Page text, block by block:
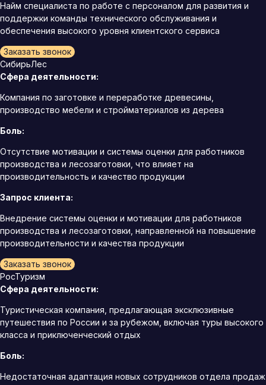
Найм специалиста по работе с персоналом для развития и
поддержки команды технического обслуживания и
обеспечения высокого уровня клиентского сервиса
Заказать звонок
СибирьЛес
Сфера деятельности:
Компания по заготовке и переработке древесины,
производство мебели и стройматериалов из дерева
Боль:
Отсутствие мотивации и системы оценки для работников
производства и лесозаготовки, что влияет на
производительность и качество продукции
Запрос клиента:
Внедрение системы оценки и мотивации для работников
производства и лесозаготовки, направленной на повышение
производительности и качества продукции
Заказать звонок
РосТуризм
Сфера деятельности:
Туристическая компания, предлагающая эксклюзивные
путешествия по России и за рубежом, включая туры высокого
класса и приключенческий отдых
Боль:
Недостаточная адаптация новых сотрудников отдела продаж